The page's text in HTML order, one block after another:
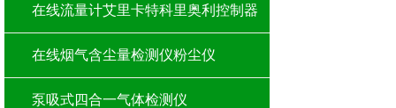
在线流量计艾里卡特科里奥利控制器
在线烟气含尘量检测仪粉尘仪
泵吸式四合一气体检测仪